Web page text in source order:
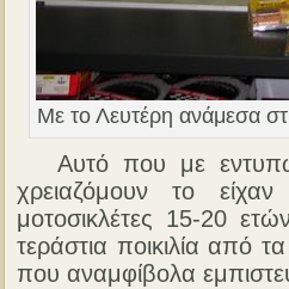
Με το Λευτέρη ανάμεσα
Αυτό που με
χρειαζόμουν το
μοτοσικλέτες 15-20
τεράστια ποικιλία από
που αναμφίβολα